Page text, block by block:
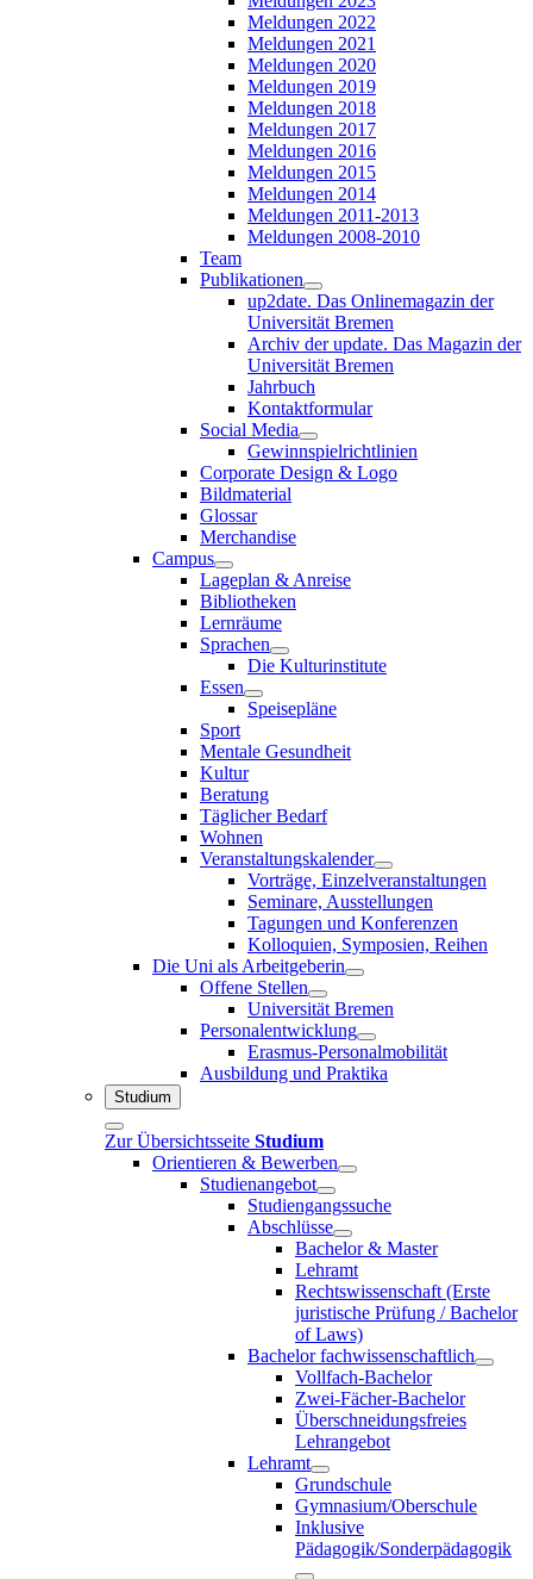
Meldungen 2022
Meldungen 2021
Meldungen 2020
Meldungen 2019
Meldungen 2018
Meldungen 2017
Meldungen 2016
Meldungen 2015
Meldungen 2014
Meldungen 2011-2013
Meldungen 2008-2010
Team
Publikationen
up2date. Das Onlinemagazin der
Universität Bremen
Archiv der update. Das Magazin der
Universität Bremen
Jahrbuch
Kontaktformular
Social Media
Gewinnspielrichtlinien
Corporate Design & Logo
Bildmaterial
Glossar
Merchandise
Campus
Lageplan & Anreise
Bibliotheken
Lernräume
Sprachen
Die Kulturinstitute
Essen
Speisepläne
Sport
Mentale Gesundheit
Kultur
Beratung
Täglicher Bedarf
Wohnen
Veranstaltungskalender
Vorträge, Einzelveranstaltungen
Seminare, Ausstellungen
Tagungen und Konferenzen
Kolloquien, Symposien, Reihen
Die Uni als Arbeitgeberin
Offene Stellen
Universität Bremen
Personalentwicklung
Erasmus-Personalmobilität
Ausbildung und Praktika
Studium
Zur Übersichtsseite Studium
Orientieren & Bewerben
Studienangebot
Studiengangssuche
Abschlüsse
Bachelor & Master
Lehramt
Rechtswissenschaft (Erste
juristische Prüfung / Bachelor
of Laws)
Bachelor fachwissenschaftlich
Vollfach-Bachelor
Zwei-Fächer-Bachelor
Überschneidungsfreies
Lehrangebot
Lehramt
Grundschule
Gymnasium/Oberschule
Inklusive
Pädagogik/Sonderpädagogik